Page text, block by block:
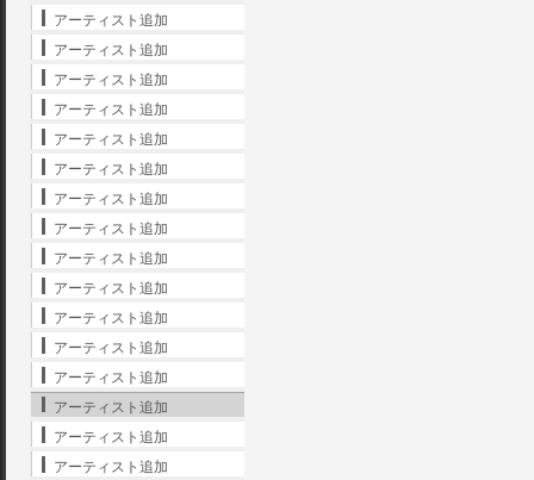
アーティスト追加
アーティスト追加
アーティスト追加
アーティスト追加
アーティスト追加
アーティスト追加
アーティスト追加
アーティスト追加
アーティスト追加
アーティスト追加
アーティスト追加
アーティスト追加
アーティスト追加
アーティスト追加
アーティスト追加
アーティスト追加